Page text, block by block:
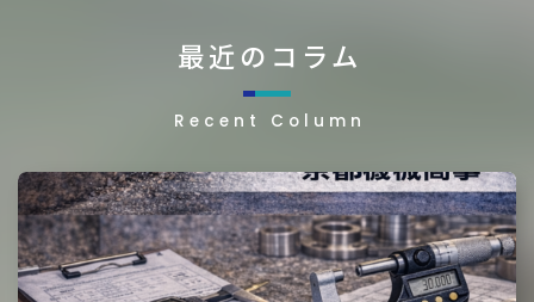
最近のコラム
Recent Column